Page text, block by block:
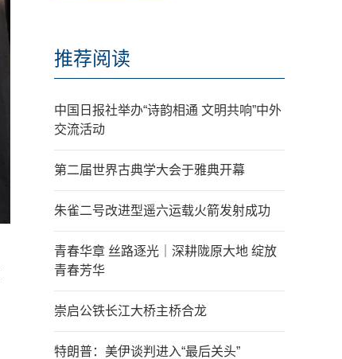
推荐阅读
中国日报社举办“诗韵相通 文明共响”中外
交流活动
第二届世界古典学大会于雅典开幕
朱雀二号改进型遥六运载火箭发射成功
青春华章 丝路逐光｜深耕陇原大地 绽放
青春芳华
崇启公铁长江大桥主桥合龙
特朗普：美伊谈判进入“最后关头”